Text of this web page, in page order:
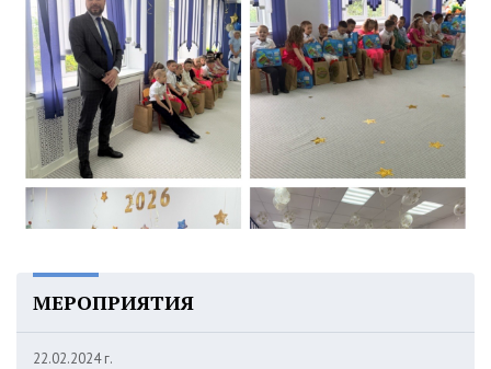
МЕРОПРИЯТИЯ
22.02.2024 г.